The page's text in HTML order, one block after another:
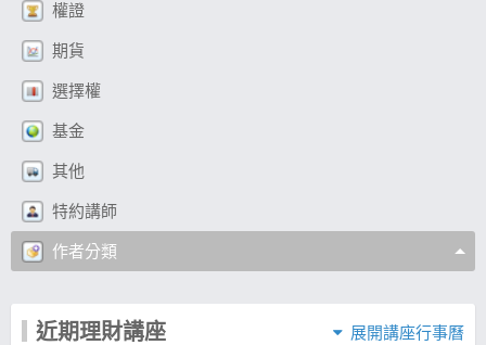
權證
期貨
選擇權
基金
其他
特約講師
作者分類
近期理財講座 展開講座行事曆